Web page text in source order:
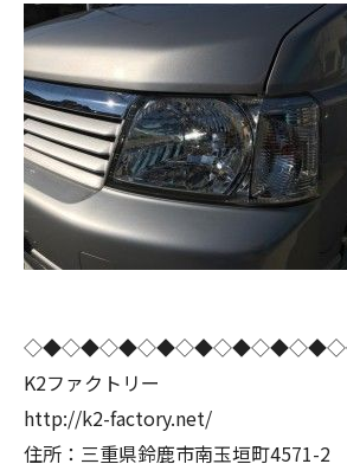
K2ファクトリー
http://k2-factory.net/
住所：三重県鈴鹿市南玉垣町4571-2